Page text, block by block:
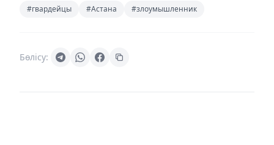
#гвардейцы #Астана #злоумышленник
Бөлісу: